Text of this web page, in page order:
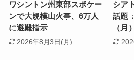
ワシントン州東部スポケー
ンで大規模山火事、6万人
に避難指示
2026年8月3日(月)
シア
話題
（月